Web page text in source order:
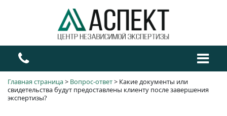
Главная страница> Вопрос-ответ> Какие документы или
свидетельства будут предоставлены клиенту после завершения
экспертизы?